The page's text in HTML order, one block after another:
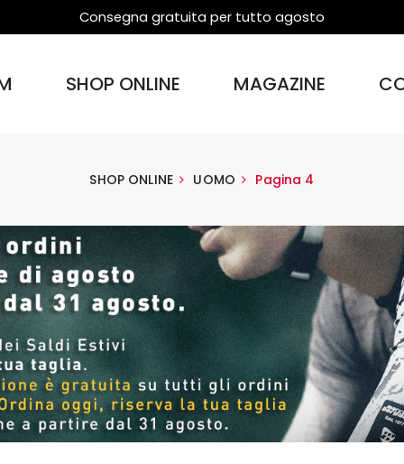
Consegna gratuita per tutto agosto
SHOP ONLINE MAGAZINE
SHOP ONLINE UOMO Pagina 4